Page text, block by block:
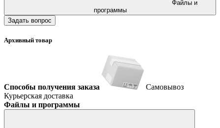
программы
Задать вопрос
Архивный товар
Способы получения заказа
Самовывоз
Курьерская доставка
Файлы и программы